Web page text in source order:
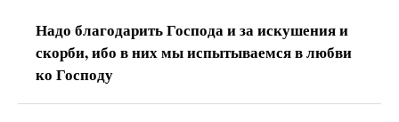
Надо благодарить Господа и за искушения и
скорби, ибо в них мы испытываемся в любви
ко Господу